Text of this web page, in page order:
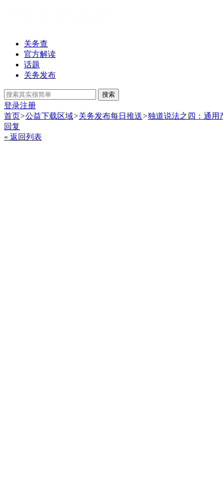
关务查
官方解读
话题
关务发布
搜索
登录注册
首页>公益下载区域>关务发布每日推送>独道说法之四：通用
回复
« 返回列表